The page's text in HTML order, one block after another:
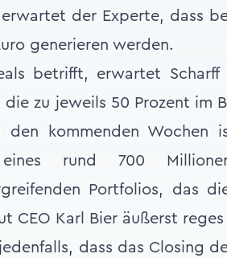
der Experte, dass
generieren werden.
betrifft, erwartet
die zu jeweils 50 Prozent im
den kommenden
rund 700
Portfolios, das
CEO Karl Bier äußerst
dass das Closing